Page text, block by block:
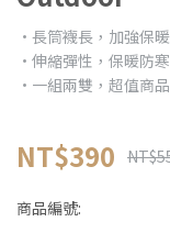
•長筒襪長，加強保暖
•伸縮彈性，保暖防寒
•一組兩雙，超值商品
NT$390
商品編號: